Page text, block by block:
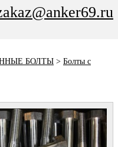
БОЛТЫ > Болты с